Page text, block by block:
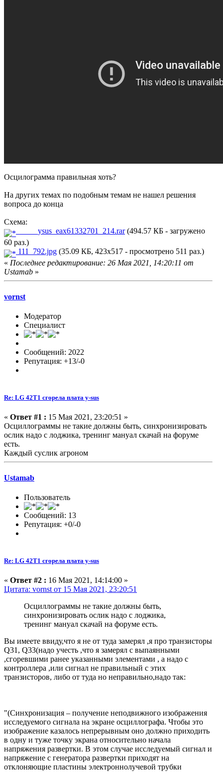
Осцилограмма правильная хоть?
На других темах по подобным темам не нашел решения
вопроса до конца
Схема:
_____ysus_eax61332701_214.rar(494.57 КБ - загружено
60 раз.)
111_792.jpg (35.09 КБ, 423x517 - просмотрено 511 раз.)
« Последнее редактирование: 26 Мая 2021, 14:20:11 от
Ustamab »
vornst
Модератор
Специалист
Сообщений: 2022
Репутация: +13/-0
Re: LG 42T1 сгорела плата y-sus
« Ответ #1 : 15 Мая 2021, 23:20:51 »
Осциллограммы не такие должны быть, синхронизировать
ослик надо с лоджика, тренинг мануал скачай на форуме
есть.
Каждый суслик агроном
Ustamab
Пользователь
Сообщений: 13
Репутация: +0/-0
Re: LG 42T1 сгорела плата y-sus
« Ответ #2 : 16 Мая 2021, 14:14:00 »
Цитата: vornst от 15 Мая 2021, 23:20:51
Осциллограммы не такие должны быть,
синхронизировать ослик надо с лоджика,
тренинг мануал скачай на форуме есть.
Вы имеете ввиду,что я не от туда замерял ,я про транзисторы
Q31, Q33(надо учесть ,что я замерял с выпаянными
,сгоревшими ранее указанными элементами , а надо с
контроллера ,или сигнал не правильный с этих
транзисторов, либо от туда но неправильно,надо так:
"(Синхронизация – получение неподвижного изображения
исследуемого сигнала на экране осциллографа. Чтобы это
изображение казалось непрерывным оно должно приходить
в одну и туже точку экрана относительно начала
напряжения развертки. В этом случае исследуемый сигнал и
напряжение с генератора развертки приходят на
отклоняющие пластины электроннолучевой трубки